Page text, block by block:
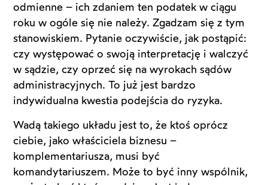
odmienne – ich zdaniem ten podatek w ciągu
roku w ogóle się nie należy. Zgadzam się z tym
stanowiskiem. Pytanie oczywiście, jak postąpić:
czy występować o swoją interpretację i walczyć
w sądzie, czy oprzeć się na wyrokach sądów
administracyjnych. To już jest bardzo
indywidualna kwestia podejścia do ryzyka.
Wadą takiego układu jest to, że ktoś oprócz
ciebie, jako właściciela biznesu –
komplementariusza, musi być
komandytariuszem. Może to być inny wspólnik,